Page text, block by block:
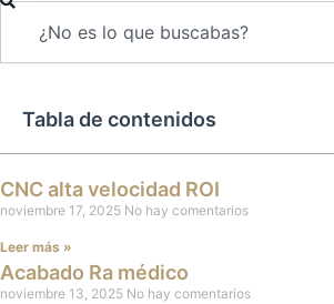
Buscar
Tabla de contenidos
CNC alta velocidad ROI
noviembre 17, 2025 No hay comentarios
Leer más »
Acabado Ra médico
noviembre 13, 2025 No hay comentarios